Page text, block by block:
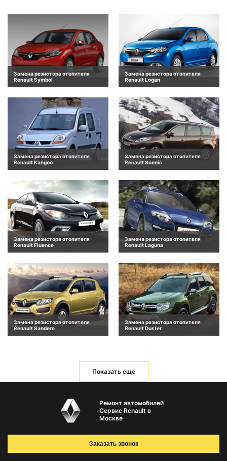
Замена резистора отопителя
Renault Symbol
Замена резистора отопителя
Renault Logan
Замена резистора отопителя
Renault Kangoo
Замена резистора отопителя
Renault Scenic
Замена резистора отопителя
Renault Fluence
Замена резистора отопителя
Renault Laguna
Замена резистора отопителя
Renault Sandero
Замена резистора отопителя
Renault Duster
Показать еще
Ремонт автомобилей
Сервис Renault в
Москве
Заказать звонок